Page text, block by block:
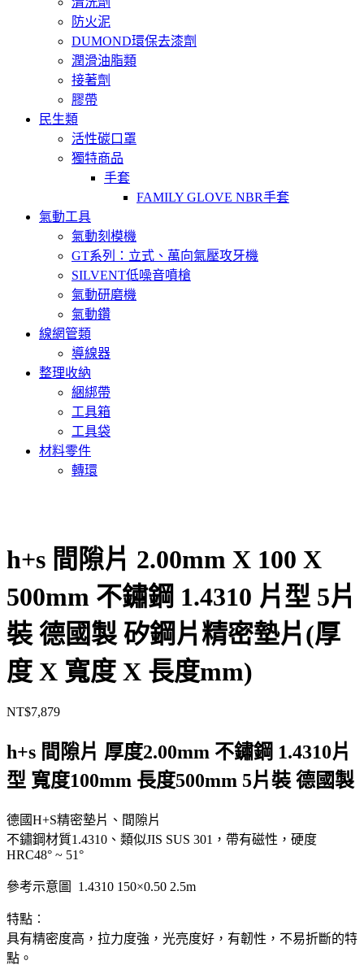
防火泥
DUMOND環保去漆劑
潤滑油脂類
接著劑
膠帶
民生類
活性碳口罩
獨特商品
手套
FAMILY GLOVE NBR手套
氣動工具
氣動刻模機
GT系列：立式、萬向氣壓攻牙機
SILVENT低噪音噴槍
氣動研磨機
氣動鑽
線網管類
導線器
整理收納
綑綁帶
工具箱
工具袋
材料零件
轉環
h+s 間隙片 2.00mm X 100 X
500mm 不鏽鋼 1.4310 片型 5片
裝 德國製 矽鋼片精密墊片(厚
度 X 寬度 X 長度mm)
NT$7,879
h+s 間隙片 厚度2.00mm 不鏽鋼 1.4310片
型 寬度100mm 長度500mm 5片裝 德國製
德國H+S精密墊片、間隙片
不鏽鋼材質1.4310、類似JIS SUS 301，帶有磁性，硬度
HRC48° ~ 51°
參考示意圖 1.4310 150×0.50 2.5m
特點︰
具有精密度高，拉力度強，光亮度好，有韌性，不易折斷的特
點。